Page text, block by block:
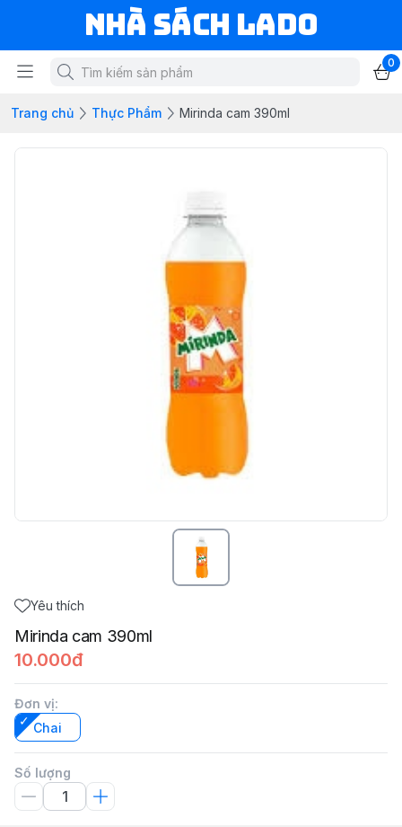
NHÀ SÁCH LADO
0
Trang chủ Thực Phẩm Mirinda cam 390ml
Yêu thích
Mirinda cam 390ml
10.000đ
Đơn vị:
Chai
Số lượng